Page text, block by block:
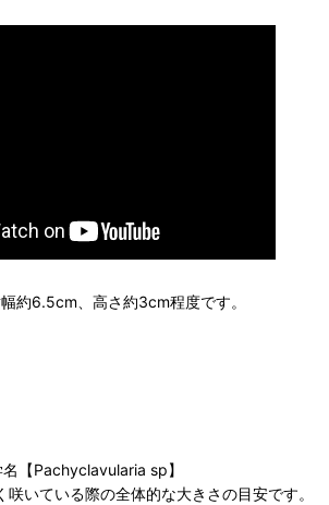
約6.5cm、高さ約3cm程度です。
名【Pachyclavularia sp】
いている際の全体的な大きさの目安です。